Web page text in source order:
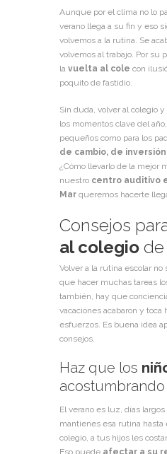
Aunque por el clima no lo
verano llega a su fin y eso
volvemos a la rutina. Se
volvemos al trabajo. Por su
la vuelta al cole con
poquito de fastidio.
Sin duda, volver al colegio
los momentos clave del
pequeños como para los
de cambio, de
¿Cómo llevarlo de la mejor
nuestro centro auditivo
Mar queremos hacerte
Consejos
al colegio de
Volver a la rutina escolar
que hacer muchas tareas
también, hay que
vacaciones acabaron y toca
esfuerzos. Es buena idea
consejos.
Haz que los
acostumbrando
El verano es luz, días
mantienes esa rutina hasta
colegio, a tus hijos les
Eso puede afectar a su